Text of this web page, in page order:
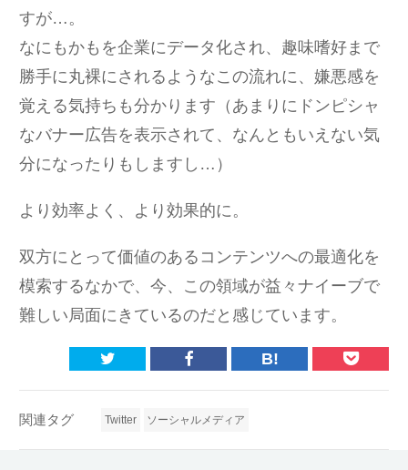
すが…。
なにもかもを企業にデータ化され、趣味嗜好まで
勝手に丸裸にされるようなこの流れに、嫌悪感を
覚える気持ちも分かります（あまりにドンピシャ
なバナー広告を表示されて、なんともいえない気
分になったりもしますし…）
より効率よく、より効果的に。
双方にとって価値のあるコンテンツへの最適化を
模索するなかで、今、この領域が益々ナイーブで
難しい局面にきているのだと感じています。
B!
関連タグ Twitter ソーシャルメディア